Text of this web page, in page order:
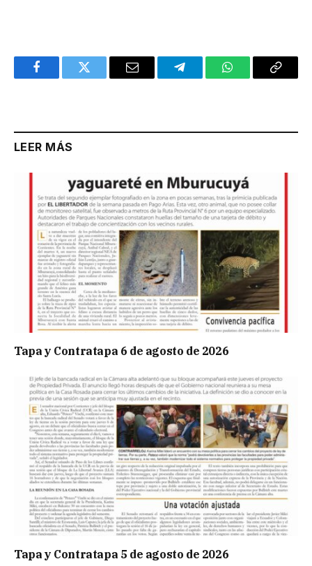
FacebookTwitter Email TelegramWhatsAppCopy
LEER MÁS
Tapa y Contratapa 6 de agosto de 2026
Tapa y Contratapa 5 de agosto de 2026